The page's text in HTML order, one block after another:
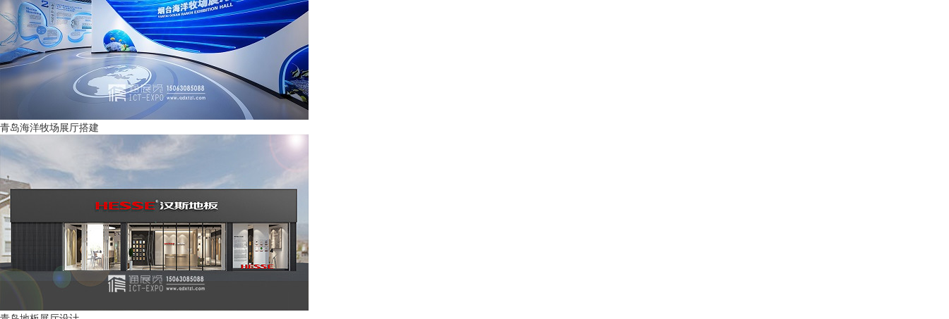
青岛海洋牧场展厅搭建